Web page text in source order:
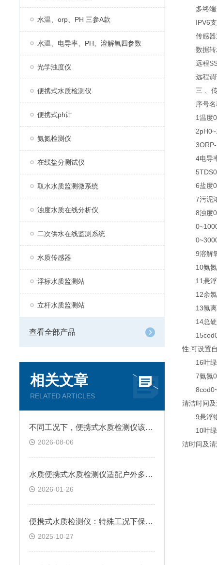
水温、orp、PH 三参A款
水温、电导率、PH、溶解氧四参数
光学浊度仪
便携式水质检测仪
便携式ph计
氨氮检测仪
在线盐分测试仪
取水水质监测微系统
浊度水质在线分析仪
二次供水在线监测系统
水质传感器
浮标水质监测站
立杆水质监测站
查看全部产品
相关文章
RELATED ARTICLES
不同工况下，便携式水质检测仪该如何使用
2026-08-06
水质便携式水质检测仪适配户外多场景吗?
2026-01-26
便携式水质检测仪：特殊工况下保障监测不中断​
2025-10-27
多终端
IPV6支
传感器
数据转
远程
远程调
三 、传
序号名
1温度
3ORP-
4电导率
5TDS0
6盐度0-
7污泥浓
8浊度
9溶解氧
10氨氮
11悬浮
12余氯
13氯离
14总硬
性;可设置
16叶绿
7氨氮
清洁时间
9悬浮物
10叶绿素
洁时间及